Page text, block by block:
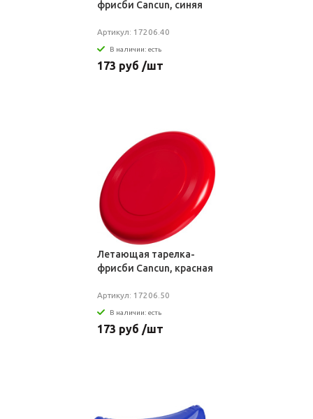
фрисби Cancun, синяя
Артикул: 17206.40
В наличии: есть
173 руб /шт
Летающая тарелка-
фрисби Cancun, красная
Артикул: 17206.50
В наличии: есть
173 руб /шт